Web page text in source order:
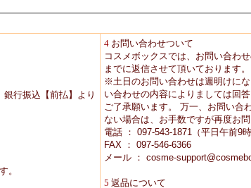
行振込【前払】より
。
4 お問い合わせついて
コスメボックスでは、お問い合わ
までに返信させて頂いております。
※土日のお問い合わせは週明けに
い合わせの内容によりましては回
ご了承願います。 万一、お問い合
ない場合は、お手数ですが再度お問
電話 ： 097-543-1871（平日午前9
FAX ： 097-546-6366
メール ： cosme-
5 返品について